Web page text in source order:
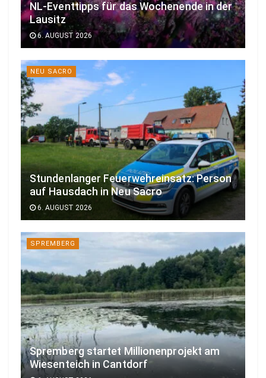
NL-Eventtipps für das Wochenende in der
Lausitz
6. AUGUST 2026
NEU SACRO
Stundenlanger Feuerwehreinsatz: Person
auf Hausdach in Neu Sacro
6. AUGUST 2026
SPREMBERG
Spremberg startet Millionenprojekt am
Wiesenteich in Cantdorf